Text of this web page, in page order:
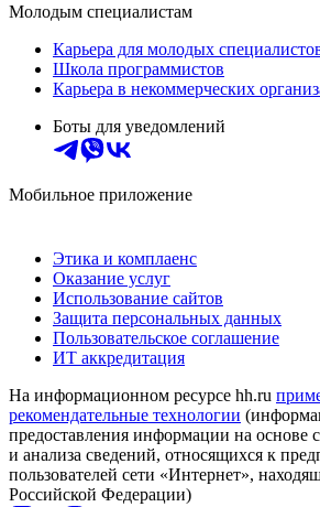
Молодым специалистам
Карьера для молодых
Школа программистов
Карьера в некоммерческих
Боты для уведомлений
Мобильное приложение
Этика и комплаенс
Оказание услуг
Использование сайтов
Защита персональных данных
Пользовательское соглашение
ИТ аккредитация
На информационном ресурсе hh.ru
рекомендательные технологии
предоставления информации на основе
и анализа сведений, относящихся к
пользователей сети «Интернет»,
Российской Федерации)